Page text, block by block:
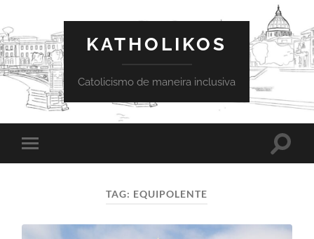
KATHOLIKOS
Catolicismo de maneira inclusiva
Toggle
mobile
Toggle
TAG: EQUIPOLENTE